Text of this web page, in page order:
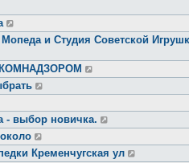
Мопеда и Студия Советской
- выбор новичка.
Кременчугская ул